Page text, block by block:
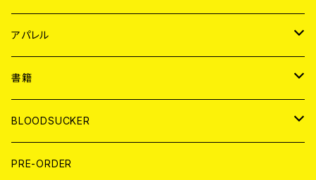
WORLD
JAPAN
７EP
LP
WORLD
7EP
LP
アパレル
JAPAN
T-shirt
HOOD
WORLD
T-shirt
書籍
MAGAZINE
BOLLOCKS
写真集 (PHOTOBOOK)
BLOODSUCKER
CD
PRE-ORDER